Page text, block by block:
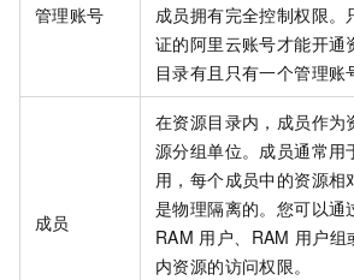
管理账号
成员拥有完全控制权限。
证的阿里云账号才能开通
目录有且只有一个管理账
成员
在资源目录内，成员作为
源分组单位。成员通常用
用，每个成员中的资源
是物理隔离的。您可以通
RAM 用户、RAM 用户组
内资源的访问权限。